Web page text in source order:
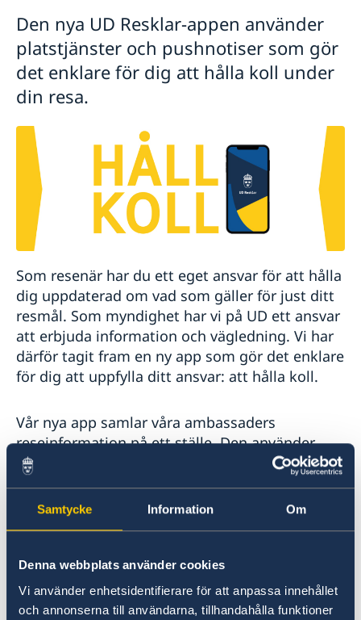
Samtycke Information Om
Denna webbplats använder cookies
Vi använder enhetsidentifierare för att anpassa innehållet
och annonserna till användarna, tillhandahålla funktioner
Svenska företag i Filippinerna
Anmäl handelshinder
Den nya UD Resklar-appen använder
platstjänster och pushnotiser som gör
det enklare för dig att hålla koll under
din resa.
Som resenär har du ett eget ansvar för att hålla
dig uppdaterad om vad som gäller för just ditt
resmål. Som myndighet har vi på UD ett ansvar
att erbjuda information och vägledning. Vi har
därför tagit fram en ny app som gör det enklare
för dig att uppfylla ditt ansvar: att hålla koll.
Vår nya app samlar våra ambassaders
reseinformation på ett ställe. Den använder
platstjänster och pushnotiser för att snabbt
kunna skicka ut den senaste informationen du
behöver för ditt resmål. Vi sparar förstås ingen
data om dig eller din resa. UD kan inte se var
för dig att se var vi befinner oss. Du kan
självklart också anmäla din utlandsvistelse till
närmaste ambassad direkt i appen.